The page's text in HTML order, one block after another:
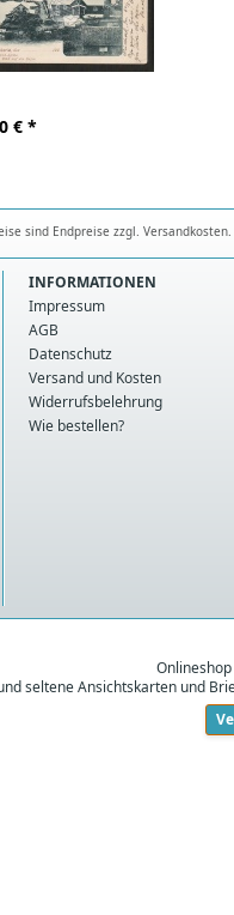
€ *
sind Endpreise zzgl.
INFORMATIONEN
Impressum
AGB
Datenschutz
Versand und Kosten
Widerrufsbelehrung
Wie bestellen?
seltene Ansichtskarten und